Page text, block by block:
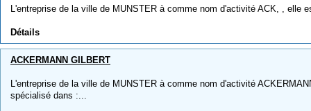
L'entreprise de la ville de MUNSTER à comme nom d'activité ACK, , elle
Détails
ACKERMANN GILBERT
L'entreprise de la ville de MUNSTER à comme nom d'activité
spécialisé dans :...